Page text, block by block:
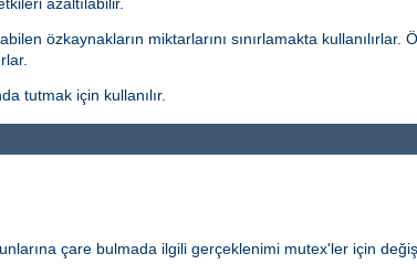
azaltılabilir.
özkaynakların miktarlarını sınırlamakta kullanılırlar.
tutmak için kullanılır.
çare bulmada ilgili gerçeklenimi mutex'ler için